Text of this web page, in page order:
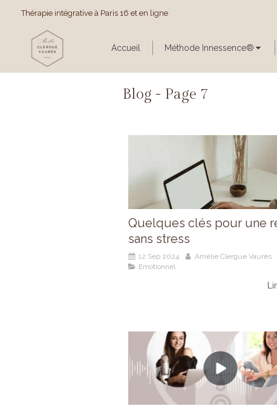
Thérapie intégrative à Paris 16 et en ligne
Accueil Méthode Innessence®
Blog - Page 7
Quelques clés pour une
sans stress
12 Sep 2024
Amélie Clergue Vaurès
Emotionnel